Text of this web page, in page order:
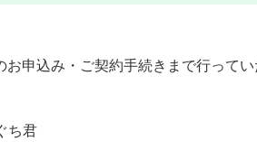
申込み・ご契約手続きまで行って
ち君